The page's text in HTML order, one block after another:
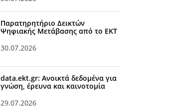
Παρατηρητήριο Δεικτών
Ψηφιακής Μετάβασης από το ΕΚΤ
30.07.2026
data.ekt.gr: Ανοικτά δεδομένα για
γνώση, έρευνα και καινοτομία
29.07.2026